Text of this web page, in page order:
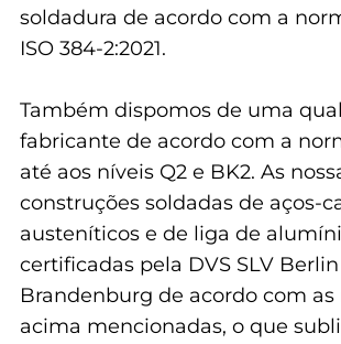
soldadura de acordo com a
ISO 384-2:2021.
Também dispomos de uma
fabricante de acordo com a
até aos níveis Q2 e BK2. As
construções soldadas de aços-
austeníticos e de liga de
certificadas pela DVS SLV Berlin
Brandenburg de acordo com as
acima mencionadas, o que